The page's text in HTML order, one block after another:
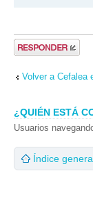
Publicar una
respuesta
Volver a Cefalea
¿QUIÉN ESTÁ
Usuarios
Índice